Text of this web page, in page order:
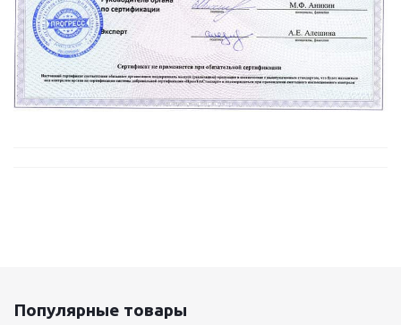
Популярные товары